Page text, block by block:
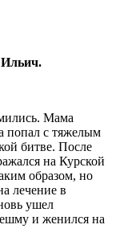
Ильич.
Мама
попал с тяжелым
битве. После
на Курской
образом, но
лечение в
ушел
и женился на